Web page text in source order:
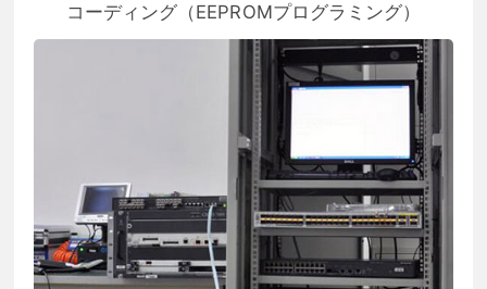
コーディング（EEPROMプログラミング）